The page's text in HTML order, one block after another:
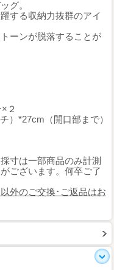
グ。
する収納力抜群のアイ
ーンが脱落することが
２
）*27cm（開口部まで）
寸は一部商品のみ計測
ございます。何卒ご了
外のご交換･ご返品はお